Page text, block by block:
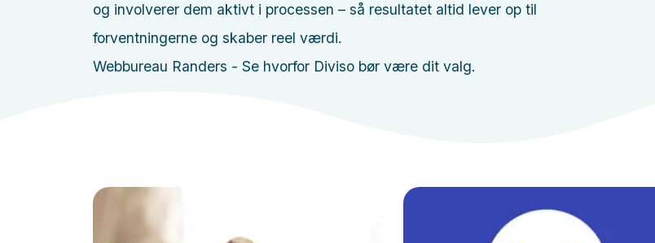
og involverer dem aktivt i processen – så resultatet altid lever op til
forventningerne og skaber reel værdi.
Webbureau Randers - Se hvorfor Diviso bør være dit valg.